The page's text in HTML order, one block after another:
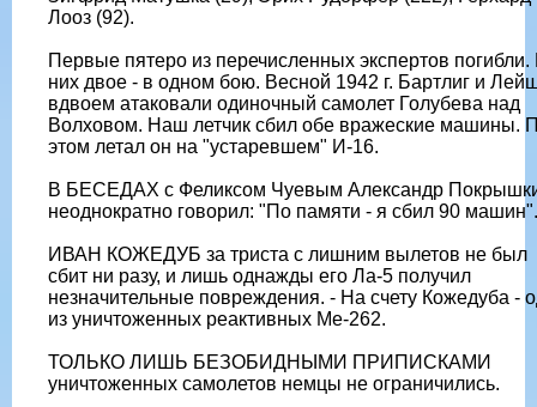
Лооз (92).
Первые пятеро из перечисленных экспертов погибли.
них двое - в одном бою. Весной 1942 г. Бартлиг и
вдвоем атаковали одиночный самолет Голубева над
Волховом. Наш летчик сбил обе вражеские машины.
этом летал он на "устаревшем" И-16.
В БЕСЕДАХ с Феликсом Чуевым Александр
неоднократно говорил: "По памяти - я сбил 90 машин".
ИВАН КОЖЕДУБ за триста с лишним вылетов не был
сбит ни разу, и лишь однажды его Ла-5 получил
незначительные повреждения. - На счету Кожедуба -
из уничтоженных реактивных Ме-262.
ТОЛЬКО ЛИШЬ БЕЗОБИДНЫМИ ПРИПИСКАМИ
уничтоженных самолетов немцы не ограничились.